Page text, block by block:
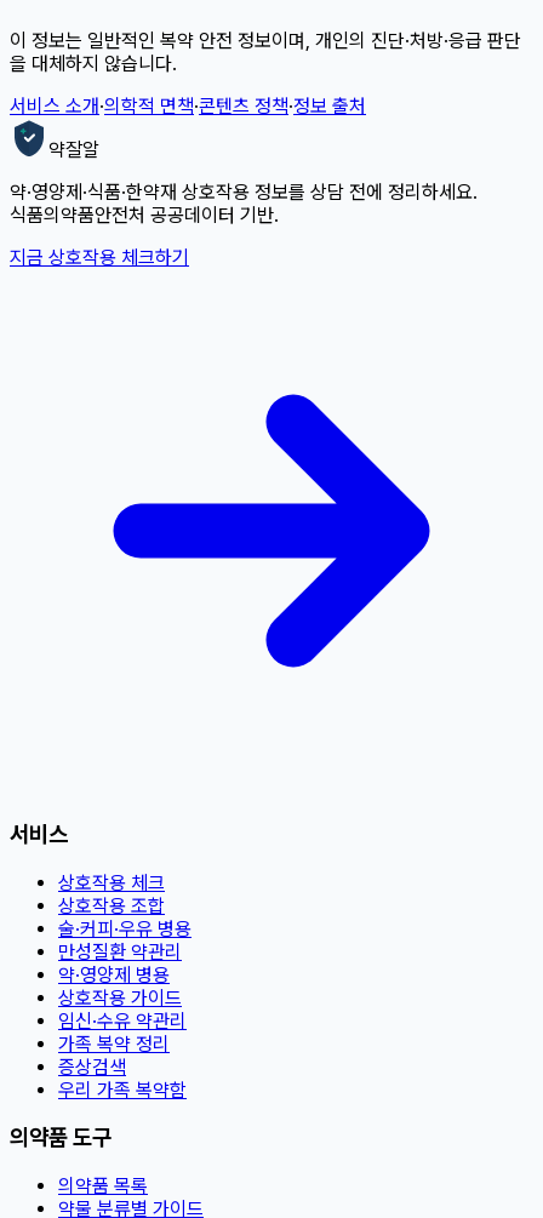
이 정보는 일반적인 복약 안전 정보이며, 개인의 진단·처방·응급 판단
을 대체하지 않습니다.
서비스 소개·의학적 면책·콘텐츠 정책·정보 출처
약잘알
약·영양제·식품·한약재 상호작용 정보를 상담 전에 정리하세요.
식품의약품안전처 공공데이터 기반.
지금 상호작용 체크하기
서비스
상호작용 체크
상호작용 조합
술·커피·우유 병용
만성질환 약관리
약·영양제 병용
상호작용 가이드
임신·수유 약관리
가족 복약 정리
증상검색
우리 가족 복약함
의약품 도구
의약품 목록
약물 분류별 가이드